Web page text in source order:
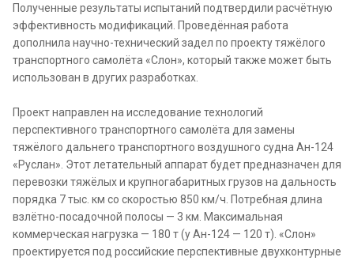
Полученные результаты испытаний подтвердили расчётную
эффективность модификаций. Проведённая работа
дополнила научно-технический задел по проекту тяжёлого
транспортного самолёта «Слон», который также может быть
использован в других разработках.
Проект направлен на исследование технологий
перспективного транспортного самолёта для замены
тяжёлого дальнего транспортного воздушного судна Ан-124
«Руслан». Этот летательный аппарат будет предназначен для
перевозки тяжёлых и крупногабаритных грузов на дальность
порядка 7 тыс. км со скоростью 850 км/ч. Потребная длина
взлётно-посадочной полосы — 3 км. Максимальная
коммерческая нагрузка — 180 т (у Ан-124 — 120 т). «Слон»
проектируется под российские перспективные двухконтурные